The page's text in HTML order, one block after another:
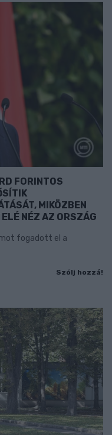
FORINTOS
MIKÖZBEN
NÉZ AZ ORSZÁG
fogadott el a
Szólj hozzá!